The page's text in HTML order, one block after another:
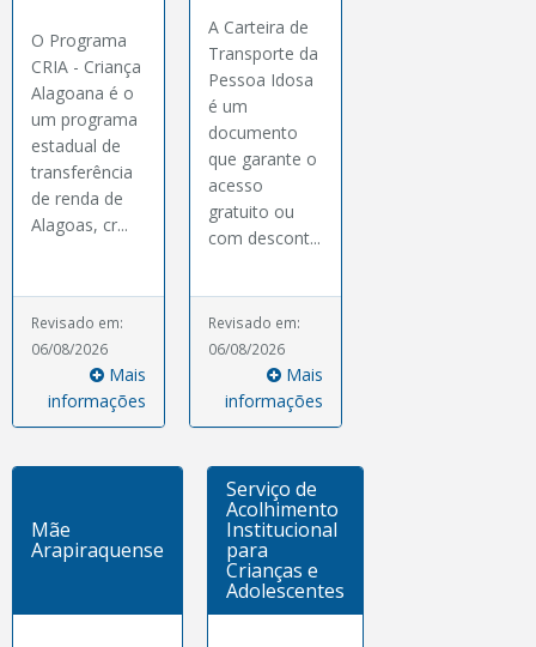
O Programa
CRIA - Criança
Alagoana é o
um programa
estadual de
transferência
de renda de
Alagoas, cr...
Revisado em:
06/08/2026
Mais
informações
A Carteira de
Transporte da
Pessoa Idosa
é um
documento
que garante o
acesso
gratuito ou
com descont...
Revisado em:
06/08/2026
Mais
informações
Mãe
Arapiraquense
Serviço de
Acolhimento
Institucional
para
Crianças e
Adolescentes